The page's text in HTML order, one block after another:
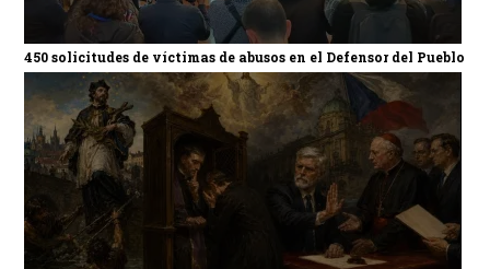
450 solicitudes de víctimas de abusos en el Defensor del Pueblo